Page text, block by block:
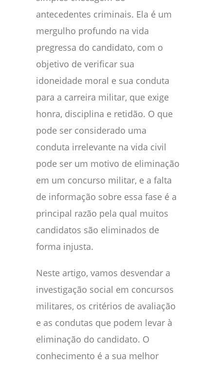
antecedentes criminais. Ela é um
mergulho profundo na vida
pregressa do candidato, com o
objetivo de verificar sua
idoneidade moral e sua conduta
para a carreira militar, que exige
honra, disciplina e retidão. O que
pode ser considerado uma
conduta irrelevante na vida civil
pode ser um motivo de eliminação
em um concurso militar, e a falta
de informação sobre essa fase é a
principal razão pela qual muitos
candidatos são eliminados de
forma injusta.
Neste artigo, vamos desvendar a
investigação social em concursos
militares, os critérios de avaliação
e as condutas que podem levar à
eliminação do candidato. O
conhecimento é a sua melhor